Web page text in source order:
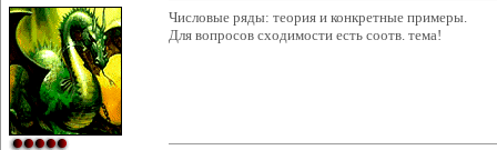
Числовые ряды: теория и конкретные примеры.
Для вопросов сходимости есть соотв. тема!